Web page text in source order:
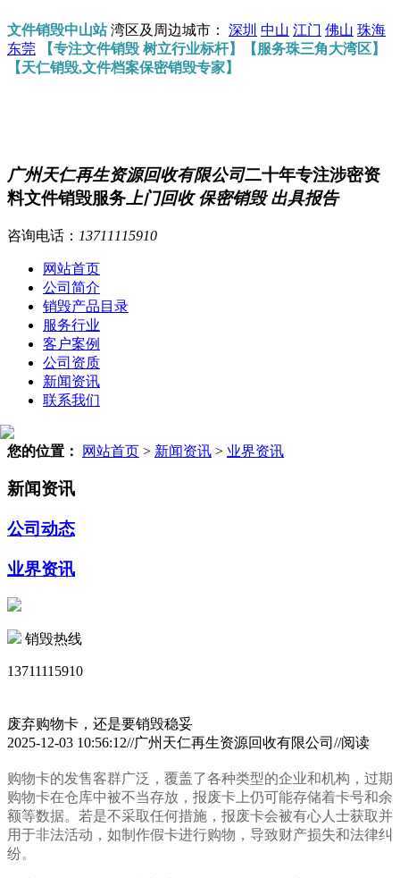
文件销毁中山站湾区及周边城市： 深圳 中山 江门 佛山 珠海
东莞
【专注文件销毁 树立行业标杆】【服务珠三角大湾区】
【天仁销毁,文件档案保密销毁专家】
广州天仁再生资源回收有限公司二十年专注涉密资
料文件销毁服务 上门回收 保密销毁 出具报告
咨询电话： 13711115910
网站首页
公司简介
销毁产品目录
服务行业
客户案例
公司资质
新闻资讯
联系我们
您的位置： 网站首页 > 新闻资讯 > 业界资讯
新闻资讯
公司动态
业界资讯
销毁热线
13711115910
废弃购物卡，还是要销毁稳妥
2025-12-03 10:56:12//广州天仁再生资源回收有限公司//阅读
购物卡的发售客群广泛，覆盖了各种类型的企业和机构，过期
购物卡在仓库中被不当存放，报废卡上仍可能存储着卡号和余
额等数据。若是不采取任何措施，报废卡会被有心人士获取并
用于非法活动，如制作假卡进行购物，导致财产损失和法律纠
纷。